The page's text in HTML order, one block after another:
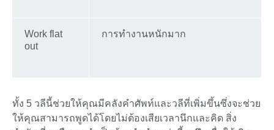
Work flat
out
การทำงานหนักมาก
ทั้ง 5 วลีนี้ช่วยให้คุณมีคลังคำศัพท์และวลีที่เพิ่มขึ้นซึ่งจะช่วย
ให้คุณสามารถพูดได้โดยไม่ต้องเสียเวลานึกและคิด สิ่ง